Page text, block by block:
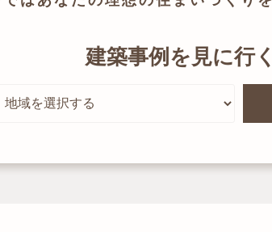
建築事例を見に行く